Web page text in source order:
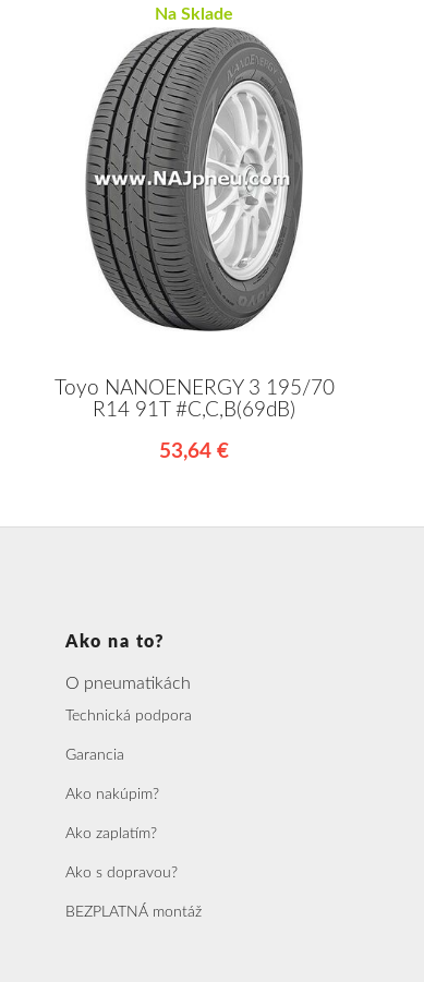
Na Sklade
Toyo NANOENERGY 3 195/70
R14 91T #C,C,B(69dB)
53,64 €
Ako na to?
O pneumatikách
Technická podpora
Garancia
Ako nakúpim?
Ako zaplatím?
Ako s dopravou?
BEZPLATNÁ montáž